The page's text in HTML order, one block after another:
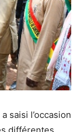
saisi l’occasion